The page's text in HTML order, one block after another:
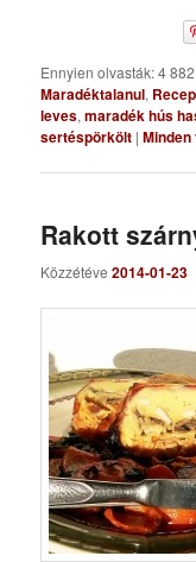
Ennyien olvasták: 4 882
Maradéktalanul,
leves,maradék hús
sertéspörkölt |
Rakott
Közzétéve2014-01-23